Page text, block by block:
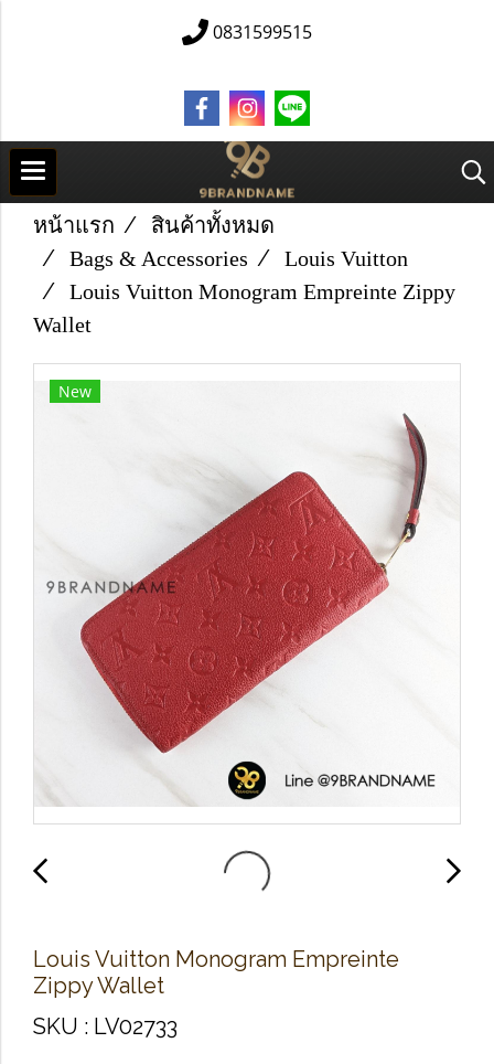
0831599515
หน้าแรก
สินค้าทั้งหมด
Bags & Accessories
Louis Vuitton
Louis Vuitton Monogram Empreinte Zippy
Wallet
New
Louis Vuitton Monogram Empreinte
Zippy Wallet
SKU : LV02733